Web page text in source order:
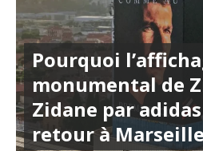
Pourquoi
monumental de
Zidane par
retour à Marseille